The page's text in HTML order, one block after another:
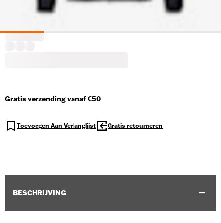
Gratis verzending vanaf €50
Toevoegen Aan Verlanglijst Gratis retourneren
BESCHRIJVING